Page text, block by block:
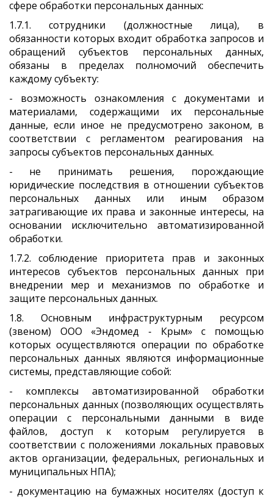
сфере обработки персональных данных:
1.7.1. сотрудники (должностные лица), в
обязанности которых входит обработка запросов и
обращений субъектов персональных данных,
обязаны в пределах полномочий обеспечить
каждому субъекту:
- возможность ознакомления с документами и
материалами, содержащими их персональные
данные, если иное не предусмотрено законом, в
соответствии с регламентом реагирования на
запросы субъектов персональных данных.
- не принимать решения, порождающие
юридические последствия в отношении субъектов
персональных данных или иным образом
затрагивающие их права и законные интересы, на
основании исключительно автоматизированной
обработки.
1.7.2. соблюдение приоритета прав и законных
интересов субъектов персональных данных при
внедрении мер и механизмов по обработке и
защите персональных данных.
1.8. Основным инфраструктурным ресурсом
(звеном) ООО «Эндомед - Крым» с помощью
которых осуществляются операции по обработке
персональных данных являются информационные
системы, представляющие собой:
- комплексы автоматизированной обработки
персональных данных (позволяющих осуществлять
операции с персональными данными в виде
файлов, доступ к которым регулируется в
соответствии с положениями локальных правовых
актов организации, федеральных, региональных и
муниципальных НПА);
- документацию на бумажных носителях (доступ к